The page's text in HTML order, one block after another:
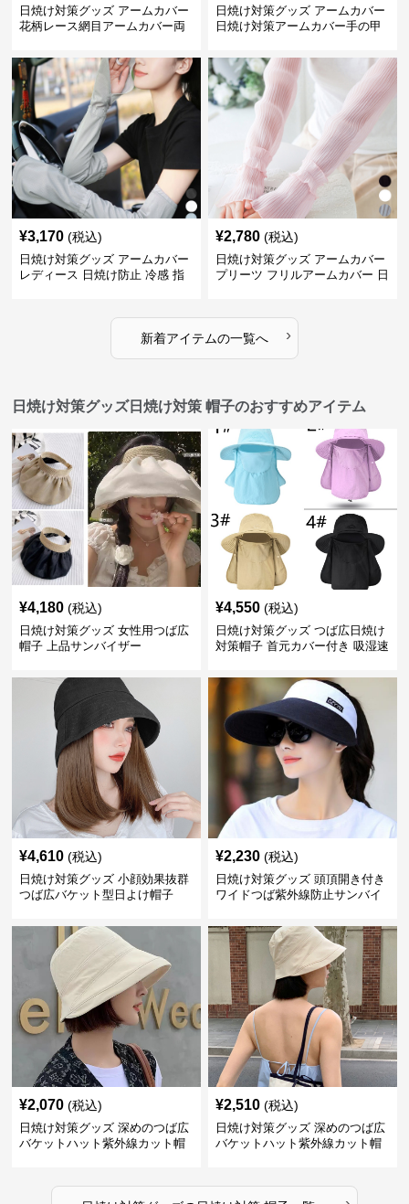
日焼け対策グッズ アームカバー
花柄レース網目アームカバー両
日焼け対策グッズ アームカバー
日焼け対策アームカバー手の甲
¥3,170 (税込)
日焼け対策グッズ アームカバー
レディース 日焼け防止 冷感 指
¥2,780 (税込)
日焼け対策グッズ アームカバー
プリーツ フリルアームカバー 日
新着アイテムの一覧へ ›
日焼け対策グッズ日焼け対策 帽子のおすすめアイテム
¥4,180 (税込)
日焼け対策グッズ 女性用つば広
帽子 上品サンバイザー
¥4,550 (税込)
日焼け対策グッズ つば広日焼け
対策帽子 首元カバー付き 吸湿速
¥4,610 (税込)
日焼け対策グッズ 小顔効果抜群
つば広バケット型日よけ帽子
¥2,230 (税込)
日焼け対策グッズ 頭頂開き付き
ワイドつば紫外線防止サンバイ
¥2,070 (税込)
日焼け対策グッズ 深めのつば広
バケットハット紫外線カット帽
¥2,510 (税込)
日焼け対策グッズ 深めのつば広
バケットハット紫外線カット帽